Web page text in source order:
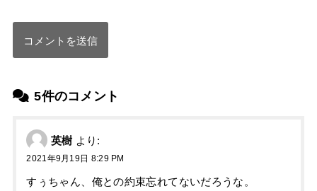
5件のコメント
英樹 より:
2021年9月19日 8:29 PM
すぅちゃん、俺との約束忘れてないだろうな。